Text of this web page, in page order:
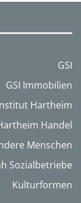
GSI
GSI Immobilien
Hartheim
Handel
Menschen
Sozialbetriebe
Kulturformen